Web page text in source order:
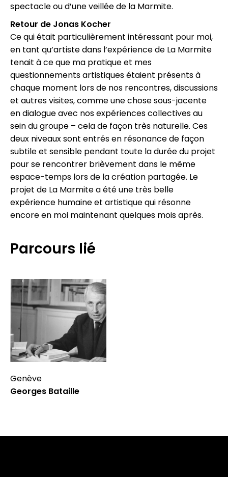
spectacle ou d’une veillée de la Marmite.
Retour de Jonas Kocher
Ce qui était particulièrement intéressant pour moi,
en tant qu’artiste dans l’expérience de La Marmite
tenait à ce que ma pratique et mes
questionnements artistiques étaient présents à
chaque moment lors de nos rencontres, discussions
et autres visites, comme une chose sous-jacente
en dialogue avec nos expériences collectives au
sein du groupe – cela de façon très naturelle. Ces
deux niveaux sont entrés en résonance de façon
subtile et sensible pendant toute la durée du projet
pour se rencontrer brièvement dans le même
espace-temps lors de la création partagée. Le
projet de La Marmite a été une très belle
expérience humaine et artistique qui résonne
encore en moi maintenant quelques mois après.
Parcours lié
Genève
Georges Bataille